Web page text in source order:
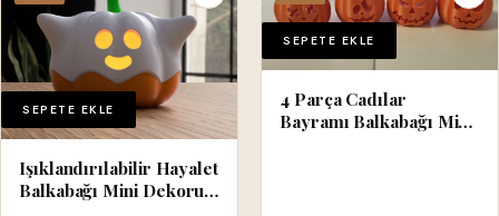
SEPETE EKLE
Işıklandırılabilir Hayalet
Balkabağı Mini Dekoru
SEPETE EKLE
4 Parça Cadılar
Bayramı Balkabağı Mini